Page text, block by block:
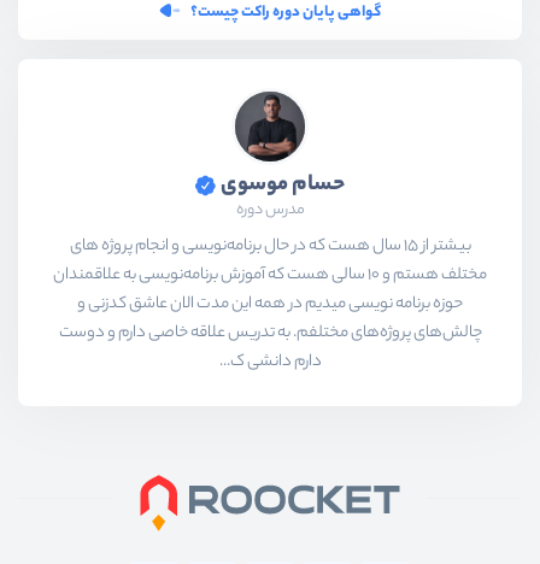
گواهی پایان دوره راکت چیست؟
حسام موسوی
مدرس دوره
بیشتر از ۱۵ سال هست که در حال برنامه‌نویسی و انجام پروژه های
مختلف هستم و ۱۰ سالی هست که آموزش برنامه‌نویسی به علاقمندان
حوزه برنامه نویسی میدیم در همه این مدت الان عاشق کدزنی و
چالش‌های پروژه‌های مختلفم. به تدریس علاقه خاصی دارم و دوست
دارم دانشی ک...